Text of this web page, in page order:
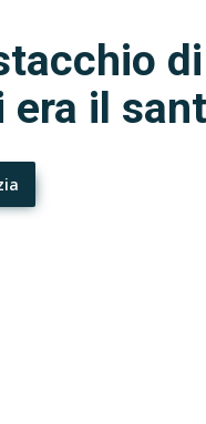
era il